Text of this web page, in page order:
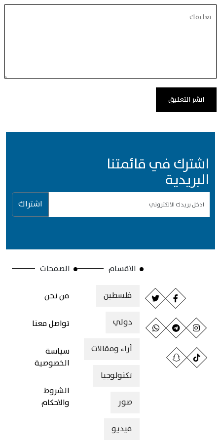
اشترك في قائمتنا
البريدية
اشتراك
الاقسام
فلسطين
دولي
أراء ومقالات
تكنولوجيا
صور
فيديو
الصفحات
من نحن
تواصل معنا
سياسة
الخصوصية
الشروط
والاحكام